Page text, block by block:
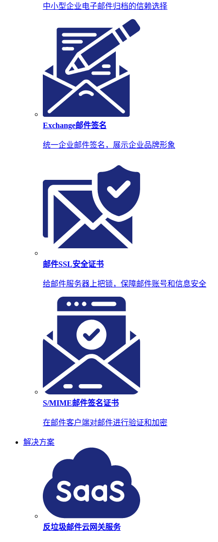
中小型企业电子邮件归档的信赖选择
Exchange邮件签名
统一企业邮件签名，展示企业品牌形象
邮件SSL安全证书
给邮件服务器上把锁，保障邮件账号和信息安全
S/MIME邮件签名证书
在邮件客户端对邮件进行验证和加密
解决方案
反垃圾邮件云网关服务